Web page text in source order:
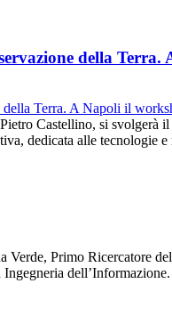
della
Castellino, si
dedicata alle tecnologie
Verde, Primo Ricercatore